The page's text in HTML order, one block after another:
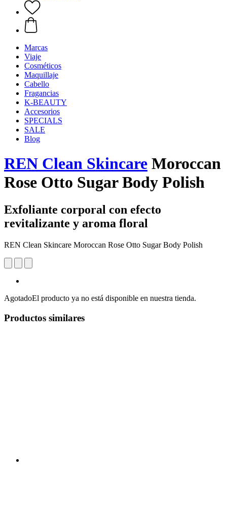
Marcas
Viaje
Cosméticos
Maquillaje
Cabello
Fragancias
K-BEAUTY
Accesorios
SPECIALS
SALE
Blog
REN Clean Skincare Moroccan
Rose Otto Sugar Body Polish
Exfoliante corporal con efecto
revitalizante y aroma floral
REN Clean Skincare Moroccan Rose Otto Sugar Body Polish
AgotadoEl producto ya no está disponible en nuestra tienda.
Productos similares